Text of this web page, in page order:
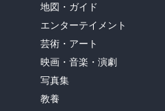
地図・ガイド
エンターテイメント
芸術・アート
映画・音楽・演劇
写真集
教養